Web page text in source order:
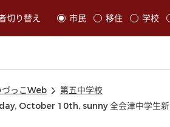
切り替え
と利用者の切替が発生します
市民 移住 学校
づっこWeb
第五中学校
October 10th, sunny 全会津中学生新